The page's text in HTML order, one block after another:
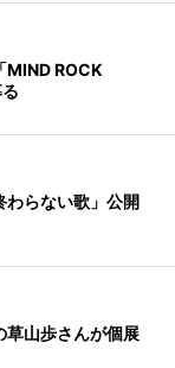
MIND ROCK
わらない歌」公開
草山歩さんが個展